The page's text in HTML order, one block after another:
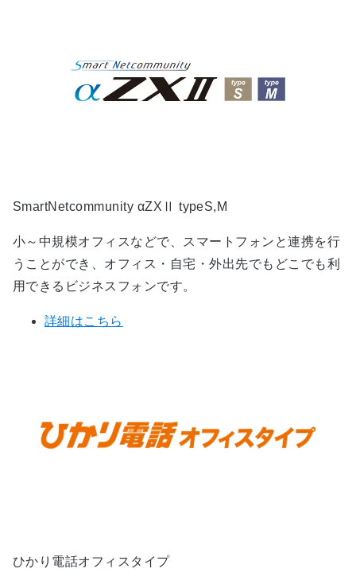
SmartNetcommunity αZXⅡ typeS,M
小～中規模オフィスなどで、スマートフォンと連携を行
うことができ、オフィス・自宅・外出先でもどこでも利
用できるビジネスフォンです。
詳細はこちら
ひかり電話オフィスタイプ